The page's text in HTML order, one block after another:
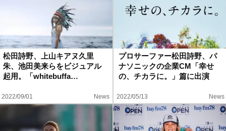
松田詩野、上山キアヌ久里
朱、池田美来らをビジュアル
起用。「whitebuffa…
2022/09/01 News
プロサーファー松田詩野、パ
ナソニックの企業CM「幸せ
の、チカラに。」篇に出演
2022/05/13 News
試合
ハウツー
ホリデースタイル
ウェストジャパン
イベント・リリース